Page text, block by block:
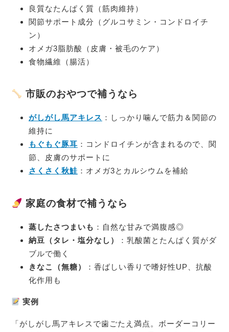
良質なたんぱく質（筋肉維持）
関節サポート成分（グルコサミン・コンドロイチ
ン）
オメガ3脂肪酸（皮膚・被毛のケア）
食物繊維（腸活）
市販のおやつで補うなら
がしがし馬アキレス ：しっかり噛んで筋力＆関節の
維持に
もぐもぐ豚耳 ：コンドロイチンが含まれるので、関
節、皮膚のサポートに
さくさく秋鮭 ：オメガ3とカルシウムを補給
家庭の食材で補うなら
蒸したさつまいも ：自然な甘みで満腹感◎
納豆（タレ・塩分なし）
：乳酸菌とたんぱく質がダ
ブルで働く
きなこ（無糖）
：香ばしい香りで嗜好性UP、抗酸
化作用も
実例
「がしがし馬アキレスで歯ごたえ満点。ボーダーコリー